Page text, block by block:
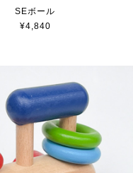
SEボール
¥4,840